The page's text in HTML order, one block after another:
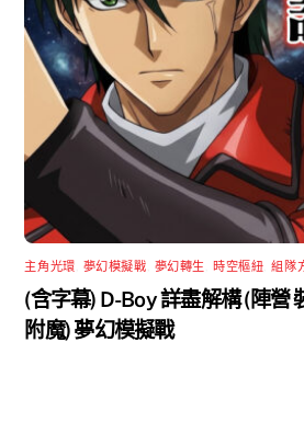
主角光環 夢幻模擬戰 夢幻轉生 時空樞紐 ,組隊
(含字幕) D-Boy 詳盡解構 (陣營
附魔) 夢幻模擬戰